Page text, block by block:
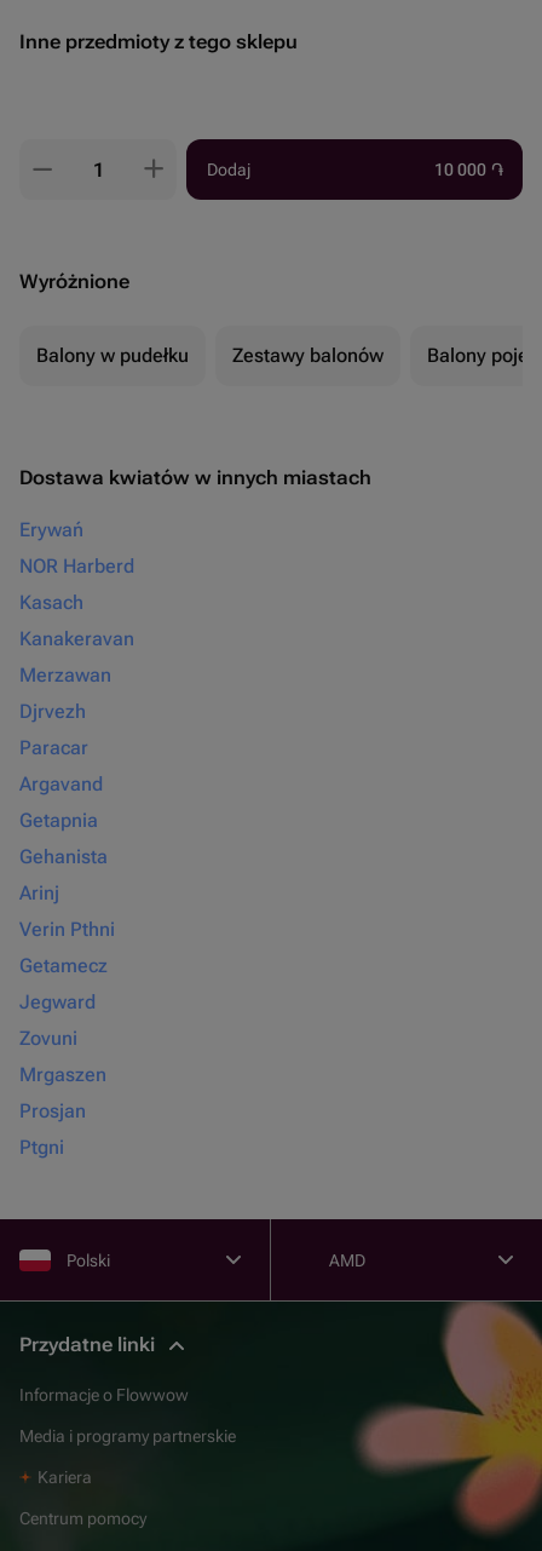
Inne przedmioty z tego sklepu
Dodaj 10 000 ֏
Wyróżnione
Balony w pudełku Zestawy balonów Balony
Dostawa kwiatów w innych miastach
Erywań
NOR Harberd
Kasach
Kanakeravan
Merzawan
Djrvezh
Paracar
Argavand
Getapnia
Gehanista
Arinj
Verin Pthni
Getamecz
Jegward
Zovuni
Mrgaszen
Prosjan
Ptgni
Polski AMD
Przydatne linki
Informacje o Flowwow
Media i programy partnerskie
Kariera
Centrum pomocy